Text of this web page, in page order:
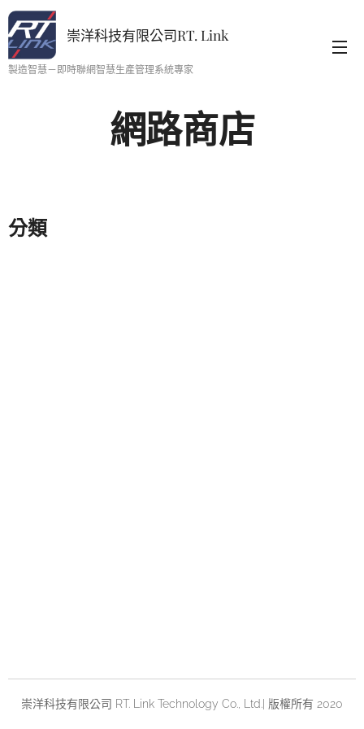
崇洋科技有限公司RT. Link
製造智慧－即時聯網智慧生產管理系統專家
網路商店
分類
崇洋科技有限公司 RT. Link Technology Co., Ltd.| 版權所有 2020